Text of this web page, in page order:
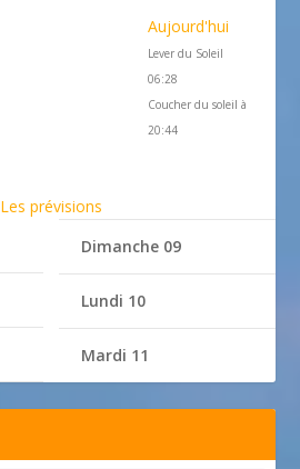
Aujourd'hui
Lever du Soleil
06:28
Coucher du soleil à
20:44
Les prévisions
Dimanche 09
Lundi 10
Mardi 11